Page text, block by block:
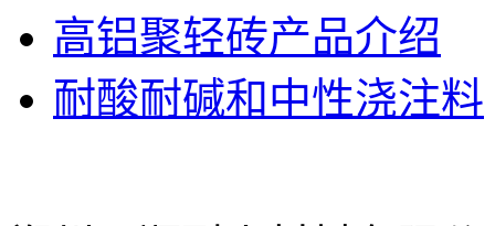
高铝聚轻砖产品介绍
耐酸耐碱和中性浇注料